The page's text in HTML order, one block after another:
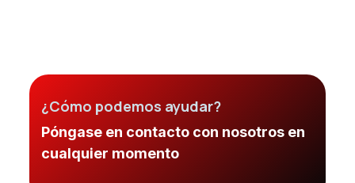
¿Cómo podemos ayudar?
Póngase en contacto con nosotros en
cualquier momento